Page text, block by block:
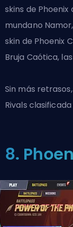
skins de
mundano
skin de Phoenix
Bruja Caótica,
Sin más
Rivals
8.